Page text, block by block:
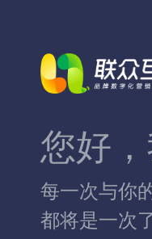
您好
每一次与你
都将是一次